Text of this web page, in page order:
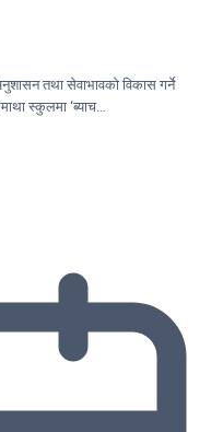
तथा सेवाभावको विकास गर्ने
स्कुलमा ‘ब्याच…